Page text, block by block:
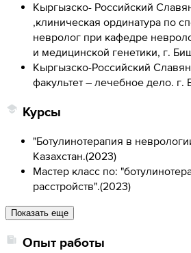
Кыргызско- Российский
,клиническая ординатура по
невролог при кафедре
и медицинской генетики, г.
Кыргызско-Российский
факультет – лечебное дело. г.
Курсы
"Ботулинотерапия в
Казахстан.(2023)
Мастер класс по:
расстройств".(2023)
Показать еще
Опыт работы